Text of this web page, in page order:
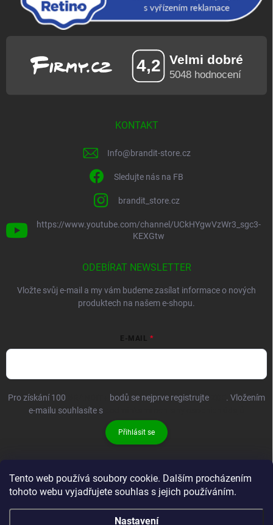
Tento web používá soubory cookie. Dalším procházením
tohoto webu vyjadřujete souhlas s jejich používáním.
Nastavení
KONTAKT
Info@brandit-store.cz
Sledujte nás na FB
brandit_store.cz
https://www.youtube.com/channel/UCkHYgwVzWr3_sgc3-
KEXGtw
ODEBÍRAT NEWSLETTER
Vložte svůj e-mail a my vám budeme zasílat informace o nových
produktech na našem e-shopu.
E-MAIL
Pro získání 100 bodů se nejprve registrujte
. Vložením
e-mailu souhlasíte s
Přihlásit se